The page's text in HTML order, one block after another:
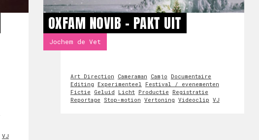
VJ
OXFAM NOVIB - PAKT UIT
Jochem de Vet
Art Direction Cameraman Camjo Documentaire
Editing Experimenteel
Festival / evenementen
Fictie Geluid Licht Productie Registratie
Reportage Stop-motion Vertoning Videoclip VJ